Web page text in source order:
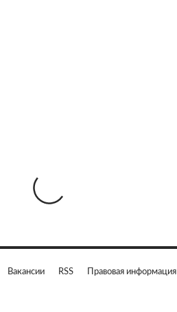
Вакансии RSS Правовая информация